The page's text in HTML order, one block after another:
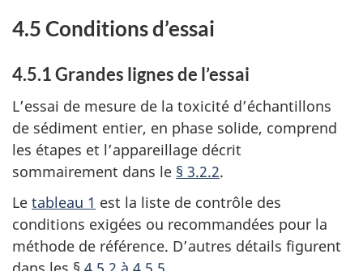
4.5 Conditions d’essai
4.5.1 Grandes lignes de l’essai
L’essai de mesure de la toxicité d’échantillons
de sédiment entier, en phase solide, comprend
les étapes et l’appareillage décrit
sommairement dans le § 3.2.2.
Le tableau 1 est la liste de contrôle des
conditions exigées ou recommandées pour la
méthode de référence. D’autres détails figurent